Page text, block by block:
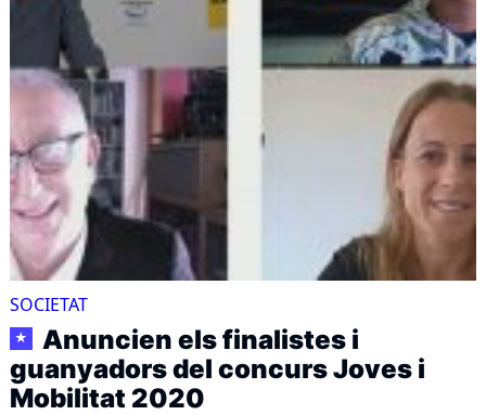
SOCIETAT
★
Anuncien els finalistes i
guanyadors del concurs Joves i
Mobilitat 2020